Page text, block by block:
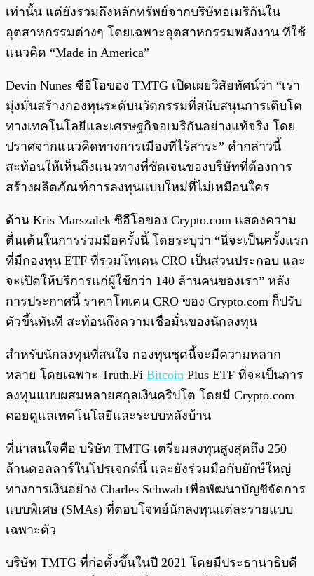
เท่านั้น แต่ยังรวมถึงหลักทรัพย์จากบริษัทอเมริกันใน
อุตสาหกรรมต่างๆ โดยเฉพาะอุตสาหกรรมพลังงาน ที่ใช้
แนวคิด “Made in America”
Devin Nunes ซีอีโอของ TMTG เปิดเผยวิสัยทัศน์ว่า “เรา
มุ่งมั่นสร้างกองทุนระดับนวัตกรรมที่สนับสนุนการเติบโต
ทางเทคโนโลยีและเศรษฐกิจอเมริกันอย่างแท้จริง โดย
ปราศจากแนวคิดทางการเมืองที่ไร้สาระ” คำกล่าวนี้
สะท้อนให้เห็นถึงแนวทางที่ชัดเจนของบริษัทที่ต้องการ
สร้างผลิตภัณฑ์การลงทุนแบบใหม่ที่ไม่เหมือนใคร
ด้าน Kris Marszalek ซีอีโอของ Crypto.com แสดงความ
ตื่นเต้นในการร่วมมือครั้งนี้ โดยระบุว่า “นี่จะเป็นครั้งแรก
ที่มีกองทุน ETF ที่รวมโทเคน CRO เป็นส่วนประกอบ และ
จะเปิดให้บริการแก่ผู้ใช้กว่า 140 ล้านคนของเรา” หลัง
การประกาศนี้ ราคาโทเคน CRO ของ Crypto.com ก็ปรับ
ตัวขึ้นทันที สะท้อนถึงความเชื่อมั่นของนักลงทุน
สำหรับนักลงทุนที่สนใจ กองทุนชุดนี้จะมีความหลาก
หลาย โดยเฉพาะ Truth.Fi Bitcoin Plus ETF ที่จะเป็นการ
ลงทุนแบบผสมหลายสกุลเงินคริปโต โดยมี Crypto.com
คอยดูแลเทคโนโลยีและระบบหลังบ้าน
ที่น่าสนใจคือ บริษัท TMTG เตรียมลงทุนสูงสุดถึง 250
ล้านดอลลาร์ในโปรเจกต์นี้ และยังร่วมมือกับยักษ์ใหญ่
ทางการเงินอย่าง Charles Schwab เพื่อพัฒนาบัญชีจัดการ
แบบพิเศษ (SMAs) ที่ตอบโจทย์นักลงทุนแต่ละรายแบบ
เฉพาะตัว
บริษัท TMTG ที่ก่อตั้งขึ้นในปี 2021 โดยมีประธานาธิบดี